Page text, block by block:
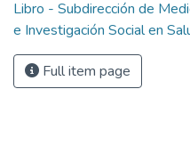
Libro - Subdirección de
e Investigación Social en
Full item page